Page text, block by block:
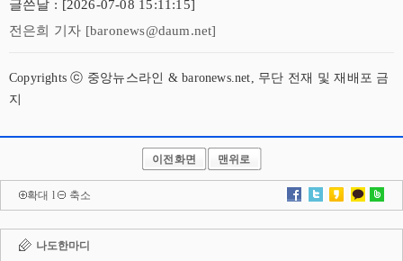
글쓴날 : [2026-07-08 15:11:15]
전은희 기자 [baronews@daum.net]
Copyrights ⓒ 중앙뉴스라인 & baronews.net, 무단 전재 및 재배포 금
지
이전화면 맨위로
확대 l 축소